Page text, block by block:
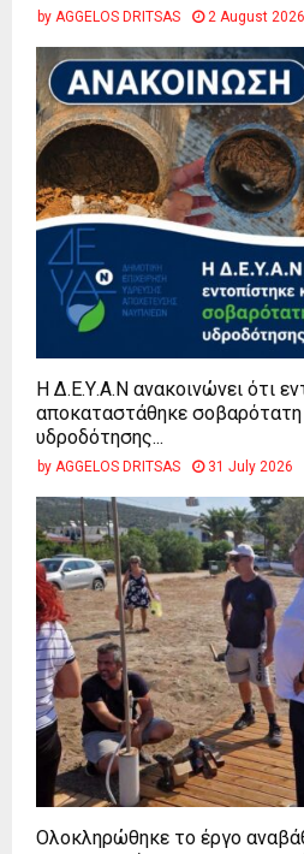
by AGGELOS DRITSAS 2 August 2026
Η Δ.Ε.Υ.Α.Ν ανακοινώνει ότι
αποκαταστάθηκε
υδροδότησης...
by AGGELOS DRITSAS 31 July 2026
Ολοκληρώθηκε το έργο